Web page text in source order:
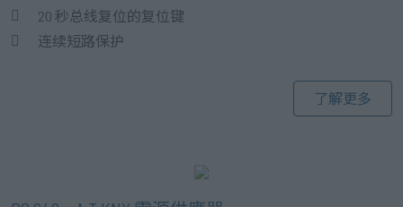
20 秒总线复位的复位键
连续短路保护
了解更多